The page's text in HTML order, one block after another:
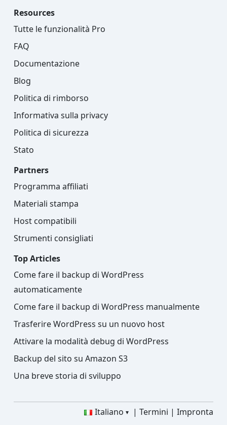
Resources
Tutte le funzionalità Pro
FAQ
Documentazione
Blog
Politica di rimborso
Informativa sulla privacy
Politica di sicurezza
Stato
Partners
Programma affiliati
Materiali stampa
Host compatibili
Strumenti consigliati
Top Articles
Come fare il backup di WordPress
automaticamente
Come fare il backup di WordPress manualmente
Trasferire WordPress su un nuovo host
Attivare la modalità debug di WordPress
Backup del sito su Amazon S3
Una breve storia di sviluppo
Italiano Termini Impronta